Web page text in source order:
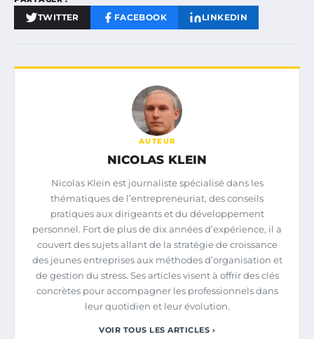
TWITTER FACEBOOK LINKEDIN
AUTEUR
NICOLAS KLEIN
Nicolas Klein est journaliste spécialisé dans les
thématiques de l’entrepreneuriat, des conseils
pratiques aux dirigeants et du développement
personnel. Fort de plus de dix années d’expérience, il a
couvert des sujets allant de la stratégie de croissance
des jeunes entreprises aux méthodes d’organisation et
de gestion du stress. Ses articles visent à offrir des clés
concrètes pour accompagner les professionnels dans
leur quotidien et leur évolution.
VOIR TOUS LES ARTICLES ›